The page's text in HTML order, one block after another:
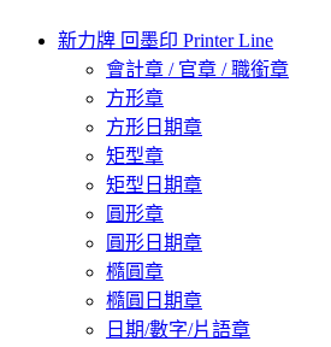
新力牌 回墨印 Printer Line
會計章 / 官章 / 職銜章
方形章
方形日期章
矩型章
矩型日期章
圓形章
圓形日期章
橢圓章
橢圓日期章
日期/數字/片語章